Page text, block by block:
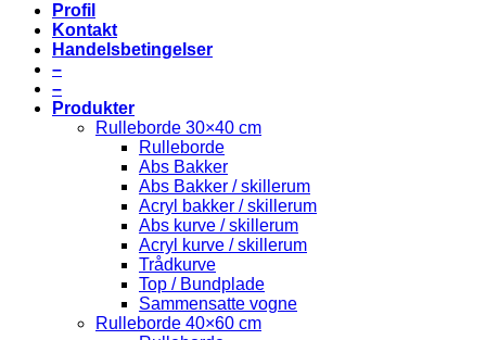
Profil
Kontakt
Handelsbetingelser
–
–
Produkter
Rulleborde 30×40 cm
Rulleborde
Abs Bakker
Abs Bakker / skillerum
Acryl bakker / skillerum
Abs kurve / skillerum
Acryl kurve / skillerum
Trådkurve
Top / Bundplade
Sammensatte vogne
Rulleborde 40×60 cm